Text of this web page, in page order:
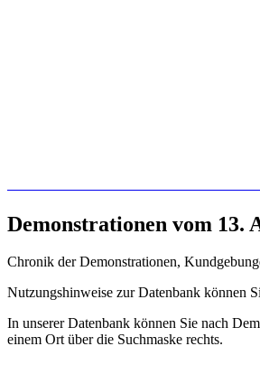
Demonstrationen vom 13.
Chronik der Demonstrationen,
Nutzungshinweise zur Datenbank können
In unserer Datenbank können Sie nach
einem Ort über die Suchmaske rechts.